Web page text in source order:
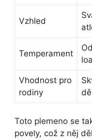
Vzhled
Temperament
Vhodnost pro
rodiny
Toto plemeno se
povely, což z něj